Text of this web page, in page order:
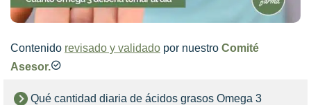
Contenido revisado y validado por nuestro Comité
Asesor.
Qué cantidad diaria de ácidos grasos Omega 3